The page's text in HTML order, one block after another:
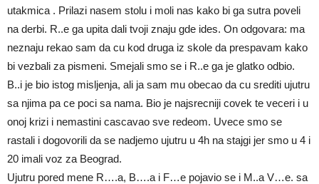
utakmica . Prilazi nasem stolu i moli nas kako bi ga sutra poveli
na derbi. R..e ga upita dali tvoji znaju gde ides. On odgovara: ma
neznaju rekao sam da cu kod druga iz skole da prespavam kako
bi vezbali za pismeni. Smejali smo se i R..e ga je glatko odbio.
B..i je bio istog misljenja, ali ja sam mu obecao da cu srediti ujutru
sa njima pa ce poci sa nama. Bio je najsrecniji covek te veceri i u
onoj krizi i nemastini cascavao sve redeom. Uvece smo se
rastali i dogovorili da se nadjemo ujutru u 4h na stajgi jer smo u 4 i
20 imali voz za Beograd.
Ujutru pored mene R….a, B….a i F…e pojavio se i M..a V…e. sa